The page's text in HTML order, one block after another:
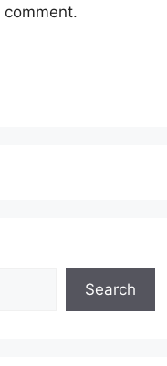
Search